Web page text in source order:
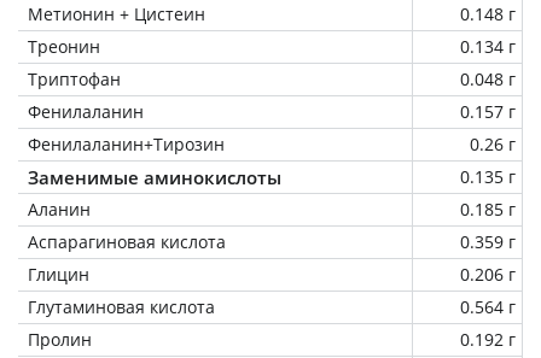
Метионин + Цистеин
0.148 г
Треонин
0.134 г
Триптофан
0.048 г
Фенилаланин
0.157 г
Фенилаланин+Тирозин
0.26 г
Заменимые аминокислоты
0.135 г
Аланин
0.185 г
Аспарагиновая кислота
0.359 г
Глицин
0.206 г
Глутаминовая кислота
0.564 г
Пролин
0.192 г